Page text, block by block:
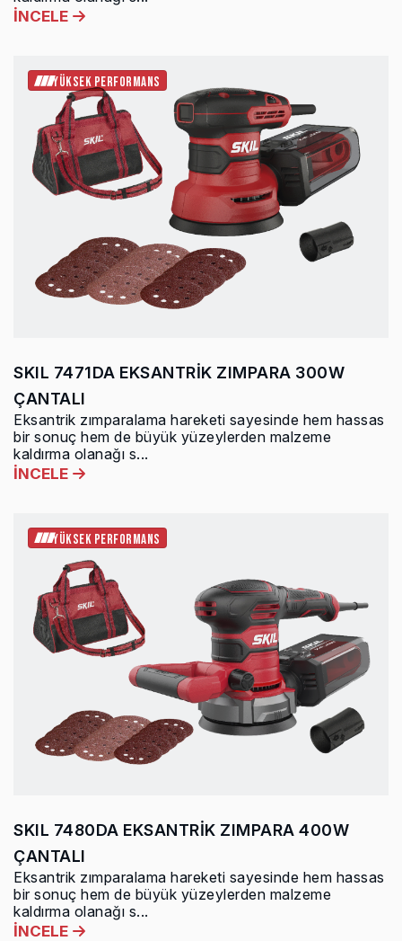
İNCELE
YÜKSEK PERFORMANS
SKIL 7471DA EKSANTRİK ZIMPARA 300W
ÇANTALI
Eksantrik zımparalama hareketi sayesinde hem hassas
bir sonuç hem de büyük yüzeylerden malzeme
kaldırma olanağı s...
İNCELE
YÜKSEK PERFORMANS
SKIL 7480DA EKSANTRİK ZIMPARA 400W
ÇANTALI
Eksantrik zımparalama hareketi sayesinde hem hassas
bir sonuç hem de büyük yüzeylerden malzeme
kaldırma olanağı s...
İNCELE